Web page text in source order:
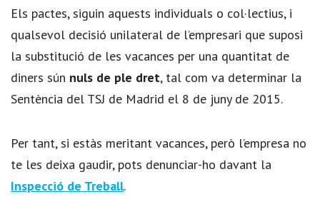
Els pactes, siguin aquests individuals o col·lectius, i
qualsevol decisió unilateral de l’empresari que suposi
la substitució de les vacances per una quantitat de
diners sún nuls de ple dret, tal com va determinar la
Sentència del TSJ de Madrid el 8 de juny de 2015.
Per tant, si estàs meritant vacances, però l’empresa no
te les deixa gaudir, pots denunciar-ho davant la
Inspecció de Treball.